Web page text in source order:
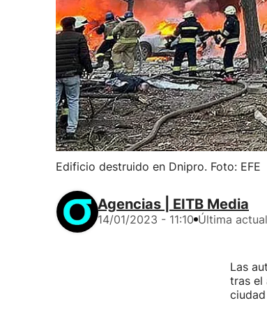
Edificio destruido en Dnipro. Foto: EFE
Agencias | EITB Media
14/01/2023 - 11:10 Última
Las
tras el